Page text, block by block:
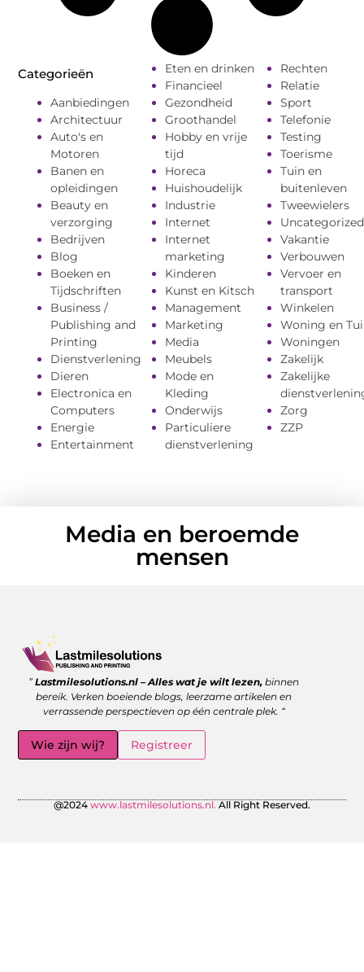
Categorieën
Aanbiedingen
Architectuur
Auto's en
Motoren
Banen en
opleidingen
Beauty en
verzorging
Bedrijven
Blog
Boeken en
Tijdschriften
Business /
Publishing and
Printing
Dienstverlening
Dieren
Electronica en
Computers
Energie
Entertainment
Eten en drinken
Financieel
Gezondheid
Groothandel
Hobby en vrije
tijd
Horeca
Huishoudelijk
Industrie
Internet
Internet
marketing
Kinderen
Kunst en Kitsch
Management
Marketing
Media
Meubels
Mode en
Kleding
Onderwijs
Particuliere
dienstverlening
Rechten
Relatie
Sport
Telefonie
Testing
Toerisme
Tuin en
buitenleven
Tweewielers
Uncategorized
Vakantie
Verbouwen
Vervoer en
transport
Winkelen
Woning en
Woningen
Zakelijk
Zakelijke
Zorg
ZZP
Media en beroemde
mensen
”Lastmilesolutions.nl – Alles wat je wilt lezen, binnen
bereik. Verken boeiende blogs, leerzame artikelen en
verrassende perspectieven op één centrale plek. “
Wie zijn wij? Registreer
@2024 www.lastmilesolutions.nl. All Right Reserved.